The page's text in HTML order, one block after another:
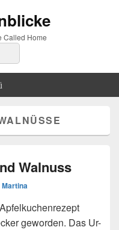
Called Home
Walnuss
Martina
geworden. Das Ur-